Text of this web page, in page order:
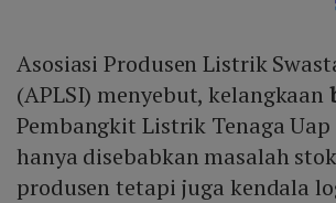
Asosiasi Produsen Listrik
(APLSI) menyebut, kelangkaan
Pembangkit Listrik Tenaga Uap
hanya disebabkan masalah
produsen tetapi juga kendala